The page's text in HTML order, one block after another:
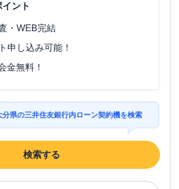
ント
・WEB完結
申し込み可能！
金無料！
県の三井住友銀行内ローン契約機を検索
検索する